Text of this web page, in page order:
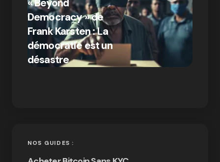
« Beyond
Democracy » de
Frank Karsten : La
démocratie est un
désastre
par Ines Aissani
on 03/10/2024
NOS GUIDES :